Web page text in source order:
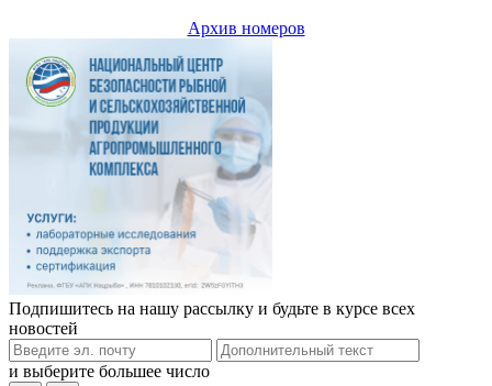
Архив номеров
Подпишитесь на нашу рассылку и будьте в курсе всех
новостей
и выберите большее число